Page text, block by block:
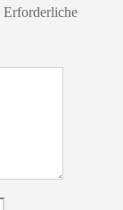
Erforderliche